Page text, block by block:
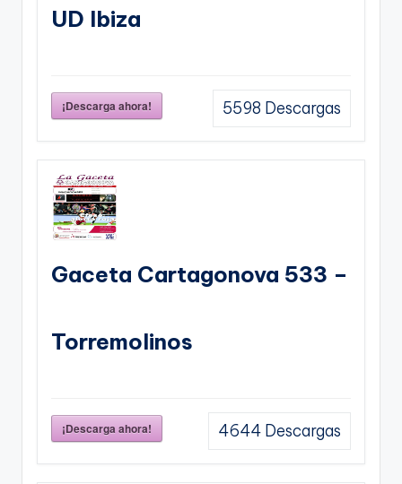
UD Ibiza
¡Descarga ahora! 5598 Descargas
Gaceta Cartagonova 533 –
Torremolinos
¡Descarga ahora! 4644 Descargas